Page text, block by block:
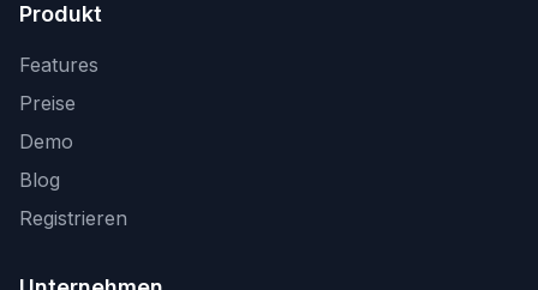
Produkt
Features
Preise
Demo
Blog
Registrieren